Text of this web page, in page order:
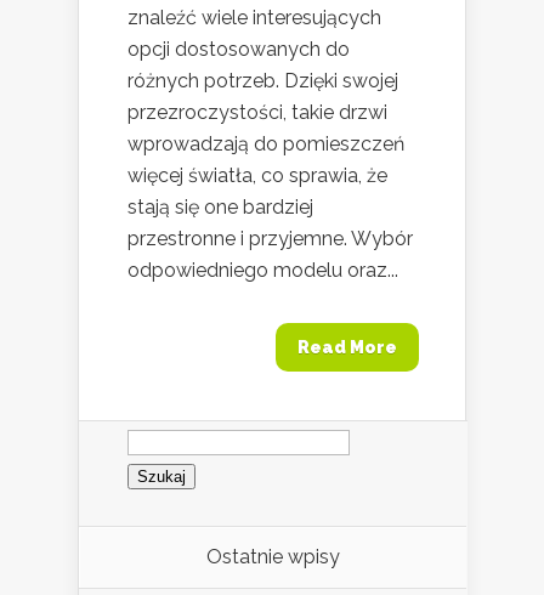
znaleźć wiele interesujących
opcji dostosowanych do
różnych potrzeb. Dzięki swojej
przezroczystości, takie drzwi
wprowadzają do pomieszczeń
więcej światła, co sprawia, że
stają się one bardziej
przestronne i przyjemne. Wybór
odpowiedniego modelu oraz...
Read More
Szukaj:
Ostatnie wpisy